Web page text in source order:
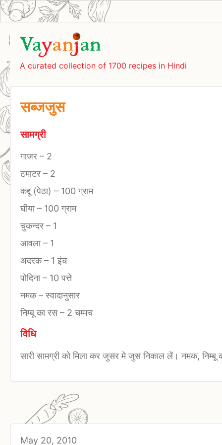
A curated collection of 1700 recipes in Hindi
सब्जजुस
सामग्री
गाजर – 2
टमाटर – 2
कद्दू (पेठा) – 100 ग्राम
घीया– 100 ग्राम
चुकन्दर – 1
आवला– 1
अदरक– 1 इंच
पोदिना– 10 पत्ते
नमक–स्वादानुसार
निम्बू का रस– 2 चम्मच
विधि
सारी सामग्री को मिला कर जुसर मे जुस निकाल लें। नमक, निम्बू
May 20, 2010